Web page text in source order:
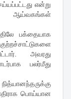
என்று
ஆய்வகங்கள்
பக்தையாக
அவரது
பலர்மீது
பொய்யான